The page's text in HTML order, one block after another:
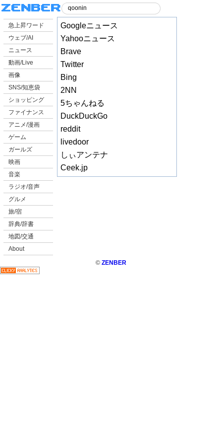
急上昇ワード
ウェブ/AI
ニュース
動画/Live
画像
SNS/知恵袋
ショッピング
ファイナンス
アニメ/漫画
ゲーム
ガールズ
映画
音楽
ラジオ/音声
グルメ
旅/宿
辞典/辞書
地図/交通
About
Googleニュース
Yahooニュース
Brave
Twitter
Bing
2NN
5ちゃんねる
DuckDuckGo
reddit
livedoor
しぃアンテナ
Ceek.jp
© ZENBER